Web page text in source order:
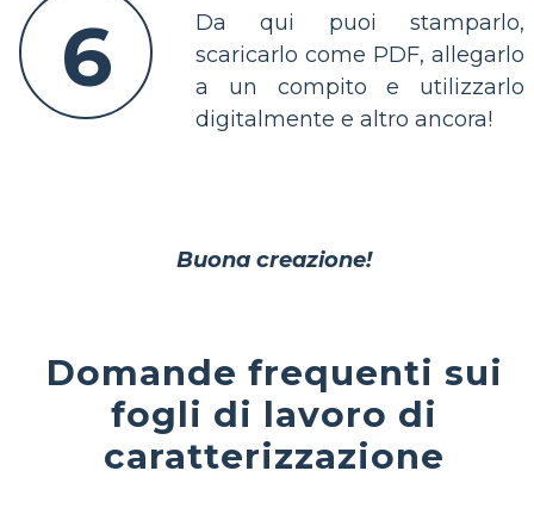
6
Da qui puoi stamparlo,
scaricarlo come PDF, allegarlo
a un compito e utilizzarlo
digitalmente e altro ancora!
Buona creazione!
Domande frequenti sui
fogli di lavoro di
caratterizzazione